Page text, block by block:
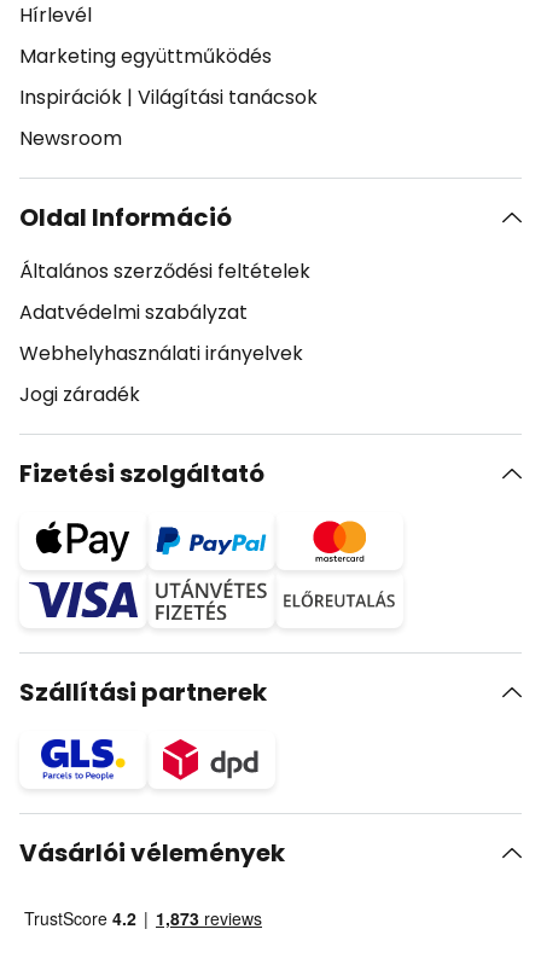
Hírlevél
Marketing együttműködés
Inspirációk | Világítási tanácsok
Newsroom
Oldal Információ
Általános szerződési feltételek
Adatvédelmi szabályzat
Webhelyhasználati irányelvek
Jogi záradék
Fizetési szolgáltató
Szállítási partnerek
Vásárlói vélemények